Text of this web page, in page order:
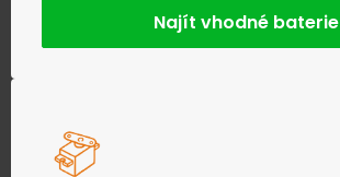
Najít vhodné baterie